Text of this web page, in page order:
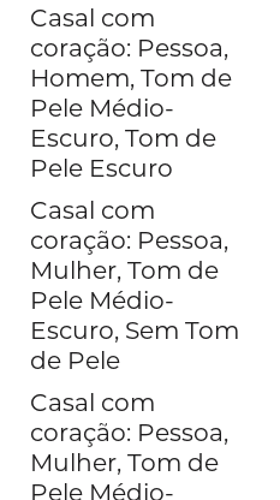
Casal com
coração: Pessoa,
Homem, Tom de
Pele Médio-
Escuro, Tom de
Pele Escuro
Casal com
coração: Pessoa,
Mulher, Tom de
Pele Médio-
Escuro, Sem Tom
de Pele
Casal com
coração: Pessoa,
Mulher, Tom de
Pele Médio-